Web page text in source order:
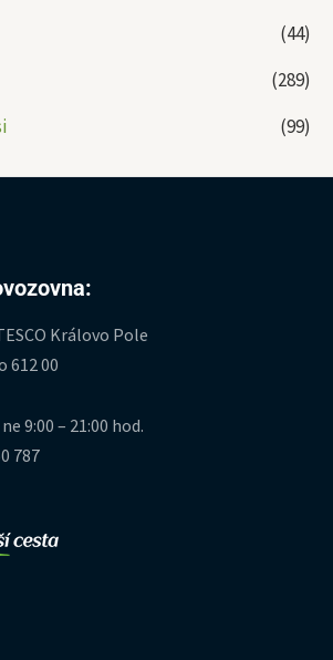
(44)
(289)
(99)
Královo Pole
612 00
9:00 – 21:00 hod.
787